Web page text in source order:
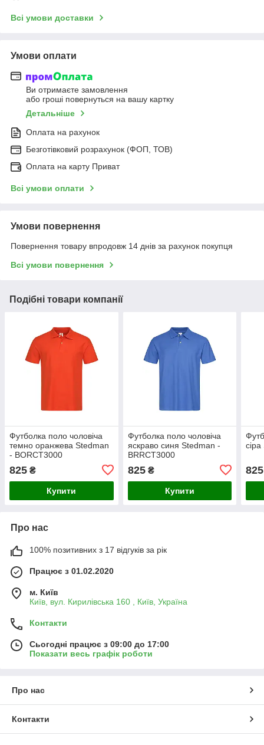
Всі умови доставки
Умови оплати
Ви отримаєте замовлення
або гроші повернуться на вашу картку
Детальніше
Оплата на рахунок
Безготівковий розрахунок (ФОП, ТОВ)
Оплата на карту Приват
Всі умови оплати
Умови повернення
Повернення товару впродовж 14 днів за рахунок покупця
Всі умови повернення
Подібні товари компанії
Футболка поло чоловіча
темно оранжева Stedman
- BORСТ3000
825 ₴
Купити
Футболка поло чоловіча
яскраво синя Stedman -
BRRCT3000
825₴
Купити
825
Про нас
100% позитивних з 17 відгуків за рік
Працює з 01.02.2020
м. Київ
Київ, вул. Кирилівська 160 , Київ, Україна
Контакти
Сьогодні працює з 09:00 до 17:00
Показати весь графік роботи
Про нас
Контакти